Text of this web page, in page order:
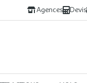
Agences Devis